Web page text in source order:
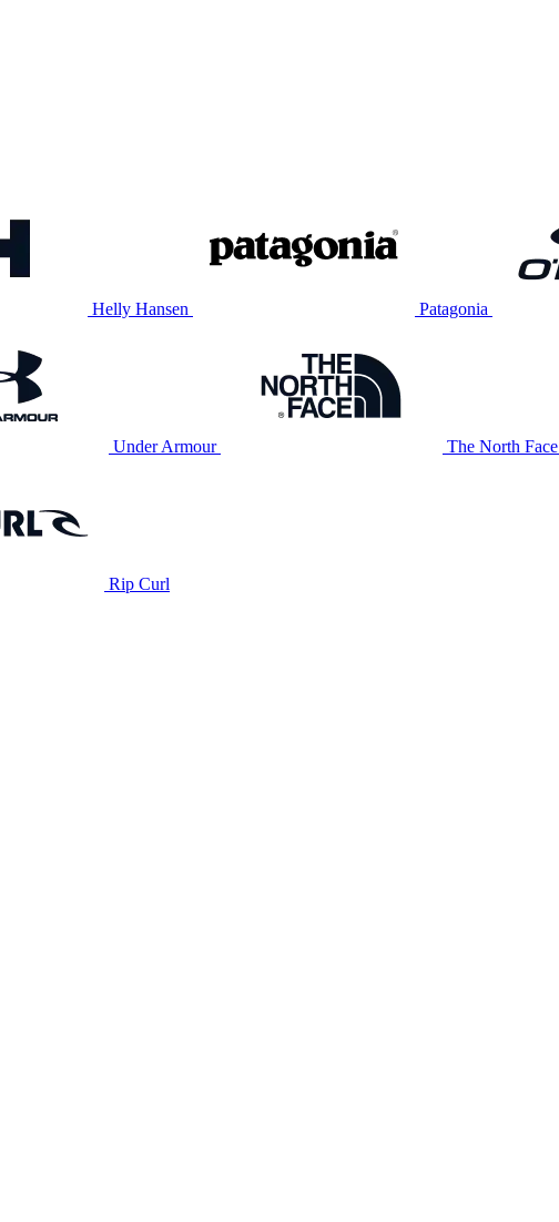
Helly Hansen Patagonia
Under Armour The North Face
Rip Curl